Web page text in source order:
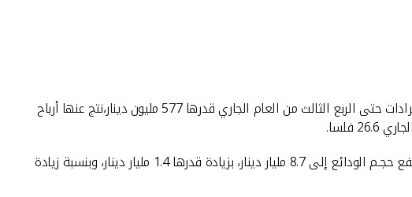
قال رئيـس مجلس الإدارة في بيت التمويل الكويتي"بيتك" سمير يعقوب النفيسي إن"بيتك" حقق- بفضل الله وتوفيقه- اجمالى إيرادات حتى الربع الثالث من العام الجاري قدرها 577 مليون دينار،نتج عنها أرباح
وارتفع حجم الأصول إلى 13.3 مليار دينار، بزيادة قدرها1.3 مليار دينار وبنسبـة زيادة 10.4 % عن نفس الفتـرة من العام السابـق، وارتفع حجـم الودائع إلى 8.7 مليار دينار، بزيادة قدرها 1.4 مليار دينار، وبنسبة زيادة